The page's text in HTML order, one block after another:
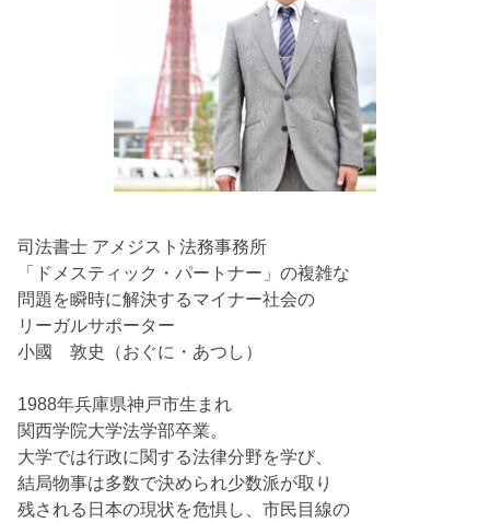
司法書士 アメジスト法務事務所
「ドメスティック・パートナー」の複雑な
問題を瞬時に解決するマイナー社会の
リーガルサポーター
小國 敦史（おぐに・あつし）
1988年兵庫県神戸市生まれ
関西学院大学法学部卒業。
大学では行政に関する法律分野を学び、
結局物事は多数で決められ少数派が取り
残される日本の現状を危惧し、市民目線の